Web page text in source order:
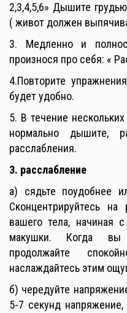
2,3,4,5,6» Дышите
( живот должен
3. Медленно и
произнося про себя: «
4.Повторите
будет удобно.
5. В течение
нормально дышите,
расслабления.
3. расслабление
а) сядьте поудобнее
Сконцентрируйтесь
вашего тела, начиная
макушки. Когда вы
продолжайте
наслаждайтесь этим
б) чередуйте
5-7 секунд